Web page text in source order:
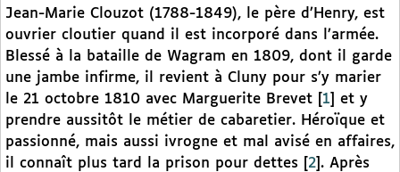
Jean-Marie Clouzot (1788-1849), le père d’Henry, est
ouvrier cloutier quand il est incorporé dans l’armée.
Blessé à la bataille de Wagram en 1809, dont il garde
une jambe infirme, il revient à Cluny pour s’y marier
le 21 octobre 1810 avec Marguerite Brevet
1
et y
prendre aussitôt le métier de cabaretier. Héroïque et
passionné, mais aussi ivrogne et mal avisé en affaires,
il connaît plus tard la prison pour dettes
2 . Après